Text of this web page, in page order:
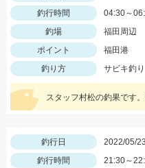
釣行時間
04:30～
釣場
福田周辺
ポイント
福田港
釣り方
サビキ釣り
釣行日
2022/05/23
釣行時間
21:30～